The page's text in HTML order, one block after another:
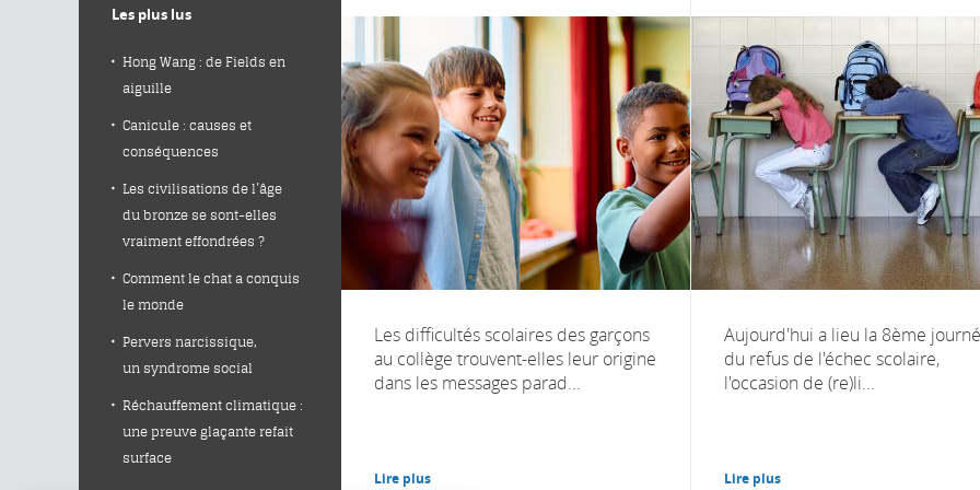
Les difficultés scolaires des garçons
au collège trouvent-elles leur origine
dans les messages parad...
Lire plus
Aujourd'hui a lieu la 8ème
du refus de l'échec scolaire,
l'occasion de (re)li...
Lire plus
Les plus lus
Hong Wang : de Fields en
aiguille
Canicule : causes et
conséquences
Les civilisations de l’âge
du bronze se sont-elles
vraiment effondrées ?
Comment le chat a conquis
le monde
Pervers narcissique,
un syndrome social
Réchauffement climatique :
une preuve glaçante refait
surface